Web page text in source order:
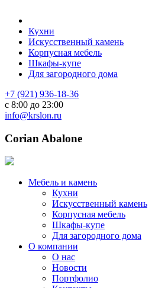
Кухни
Искусственный камень
Корпусная мебель
Шкафы-купе
Для загородного дома
+7 (921) 936-18-36
с 8:00 до 23:00
info@krslon.ru
Corian Abalone
Мебель и камень
Кухни
Искусственный камень
Корпусная мебель
Шкафы-купе
Для загородного дома
О компании
О нас
Новости
Портфолио